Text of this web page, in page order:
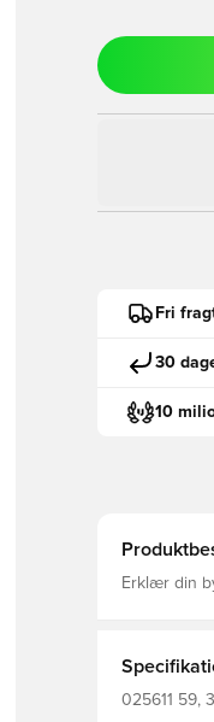
Fri
30
10
Erklær din
detaljer
025611 59,